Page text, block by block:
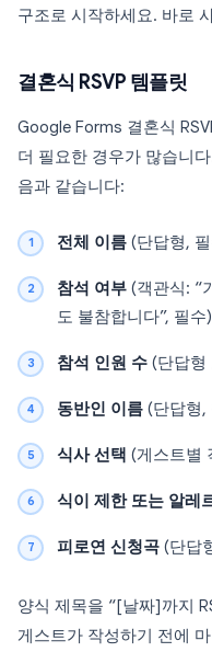
구조로 시작하세요. 바로
결혼식 RSVP 템플릿
Google Forms 결혼식
더 필요한 경우가 많습니
음과 같습니다:
전체 이름 (단답형,
참석 여부 (객관식: “
도 불참합니다”, 필수)
참석 인원 수 (단답형
동반인 이름 (단답형,
식사 선택 (게스트별
식이 제한 또는 알레
피로연 신청곡 (단답
양식 제목을 “[날짜]까지
게스트가 작성하기 전에